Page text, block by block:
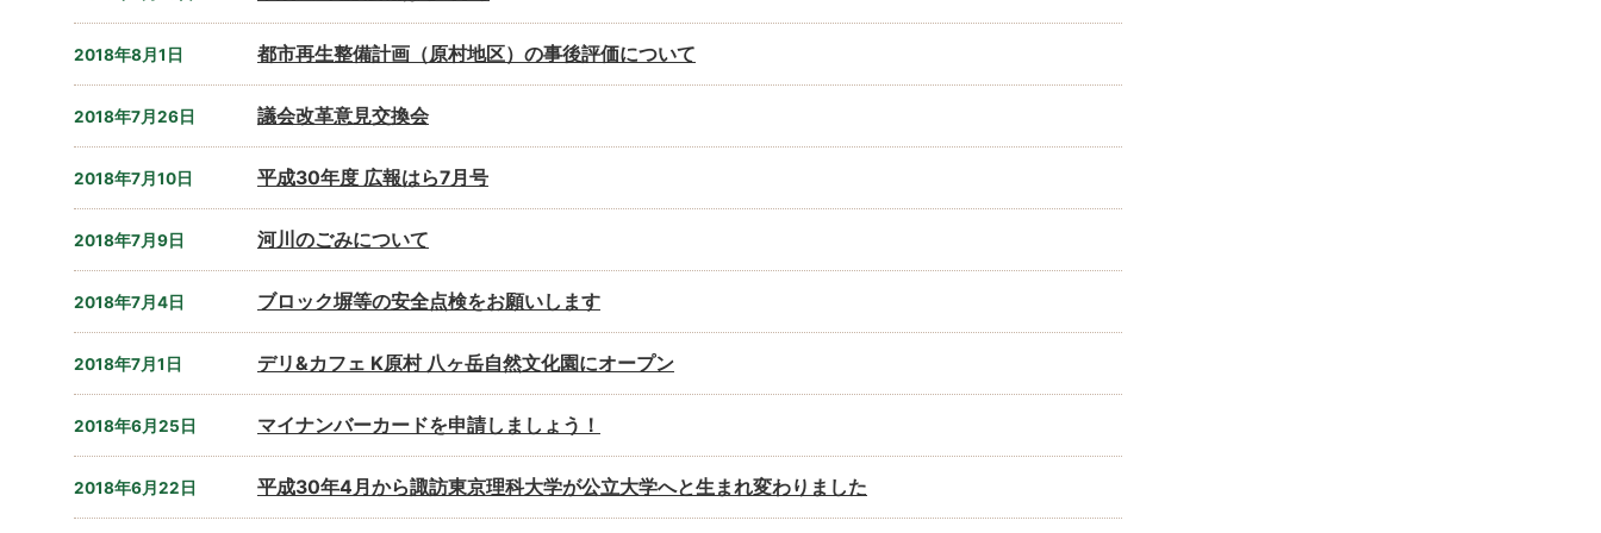
2018年8月1日 都市再生整備計画（原村地区）の事後評価について
2018年7月26日 議会改革意見交換会
2018年7月10日 平成30年度 広報はら7月号
2018年7月9日 河川のごみについて
2018年7月4日 ブロック塀等の安全点検をお願いします
2018年7月1日 デリ&カフェ K原村 八ヶ岳自然文化園にオープン
2018年6月25日 マイナンバーカードを申請しましょう！
2018年6月22日 平成30年4月から諏訪東京理科大学が公立大学へと生まれ変わりました